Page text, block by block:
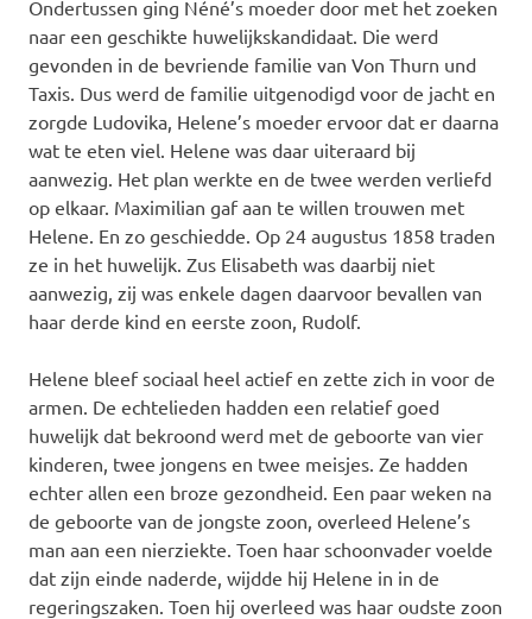
Ondertussen ging Néné’s moeder door met het zoeken
naar een geschikte huwelijkskandidaat. Die werd
gevonden in de bevriende familie van Von Thurn und
Taxis. Dus werd de familie uitgenodigd voor de jacht en
zorgde Ludovika, Helene’s moeder ervoor dat er daarna
wat te eten viel. Helene was daar uiteraard bij
aanwezig. Het plan werkte en de twee werden verliefd
op elkaar. Maximilian gaf aan te willen trouwen met
Helene. En zo geschiedde. Op 24 augustus 1858 traden
ze in het huwelijk. Zus Elisabeth was daarbij niet
aanwezig, zij was enkele dagen daarvoor bevallen van
haar derde kind en eerste zoon, Rudolf.
Helene bleef sociaal heel actief en zette zich in voor de
armen. De echtelieden hadden een relatief goed
huwelijk dat bekroond werd met de geboorte van vier
kinderen, twee jongens en twee meisjes. Ze hadden
echter allen een broze gezondheid. Een paar weken na
de geboorte van de jongste zoon, overleed Helene’s
man aan een nierziekte. Toen haar schoonvader voelde
dat zijn einde naderde, wijdde hij Helene in in de
regeringszaken. Toen hij overleed was haar oudste zoon